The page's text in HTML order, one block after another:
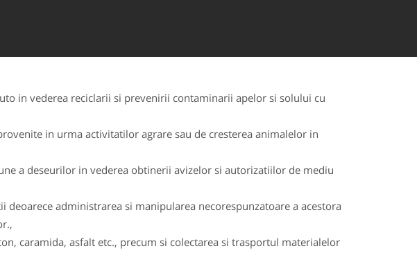
in vederea reciclarii si prevenirii contaminarii apelor si solului cu
in urma activitatilor agrare sau de cresterea animalelor in
a deseurilor in vederea obtinerii avizelor si autorizatiilor de mediu
deoarece administrarea si manipularea necorespunzatoare a acestora
caramida, asfalt etc., precum si colectarea si trasportul materialelor